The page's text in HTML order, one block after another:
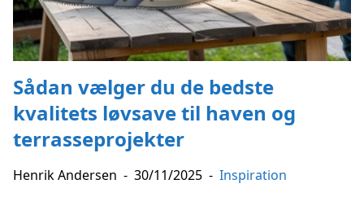
Sådan vælger du de bedste
kvalitets løvsave til haven og
terrasseprojekter
Henrik Andersen - 30/11/2025 - Inspiration